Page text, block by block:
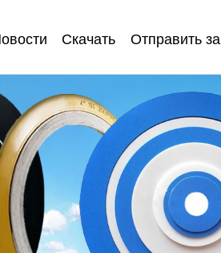
Скачать Отправить